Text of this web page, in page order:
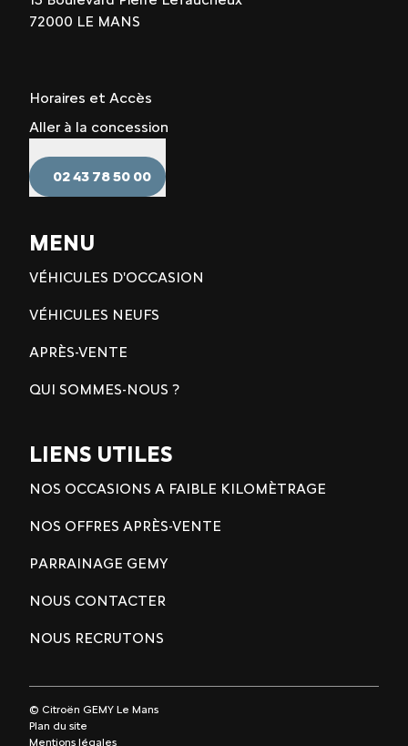
72000 LE MANS
Horaires et Accès
Aller à la concession
02 43 78 50 00
MENU
VÉHICULES D'OCCASION
VÉHICULES NEUFS
APRÈS-VENTE
QUI SOMMES-NOUS ?
LIENS UTILES
NOS OCCASIONS A FAIBLE KILOMÈTRAGE
NOS OFFRES APRÈS-VENTE
PARRAINAGE GEMY
NOUS CONTACTER
NOUS RECRUTONS
© Citroën GEMY Le Mans
Plan du site
Mentions légales